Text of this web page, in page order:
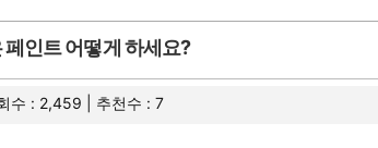
페인트 어떻게 하세요?
수 : 2,459 | 추천수 :7